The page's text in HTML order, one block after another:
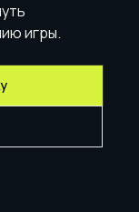
игры.